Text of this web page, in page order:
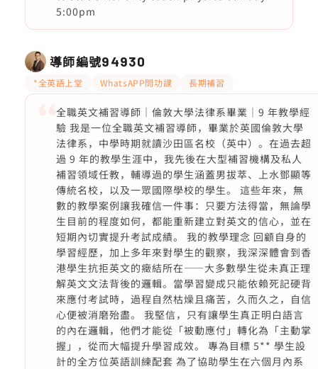
5:00pm
導師編號94930
*全英語上堂 WhatsAPP問功課 長期補習
全職英文補習導師｜倫敦大學法律系畢業｜9 年教學經
驗 我是一位全職英文補習導師，畢業於英國倫敦大學
法律系，中學時期就讀沙田區名校（英中）。在過去超
過 9 年的教學生涯中，我先後在大型補習機構及私人
補習領域任教，輔導過的學生涵蓋男拔萃、上水鄧顯等
傳統名校，以及一眾國際學校的學生。 這些年來，無
數的教學案例讓我確信一件事：只要方法得當，無論學
生目前的程度如何，都能重新建立對英文的信心，並在
短期內切實提升考試成績。 我的教學理念 回顧自身的
學習經歷，加上多年來對學生的觀察，我深深體會到香
港學生抗拒英文的癥結所在——大多數學生從未真正理
解英文文法背後的邏輯。當學習變成只能依賴死記硬背
來應付考試時，過程自然枯燥且痛苦，久而久之，自信
心便被消磨殆盡。 我堅信，只有讓學生真正明白語言
的內在邏輯，他們才能從「被動應付」轉化為「主動掌
握」，從而大幅提升學習成效。 專為目標 5** 學生設
計的全方位英語訓練配套 為了協助學生在六個月內系